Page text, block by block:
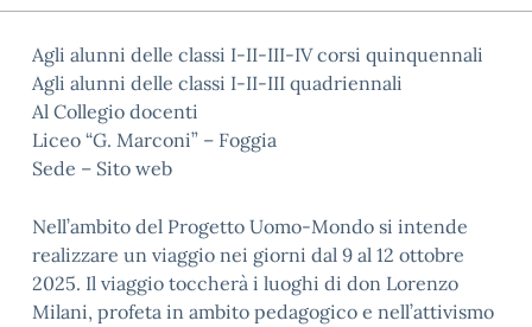
Agli alunni delle classi I-II-III-IV corsi quinquennali
Agli alunni delle classi I-II-III quadriennali
Al Collegio docenti
Liceo “G. Marconi” – Foggia
Sede – Sito web
Nell’ambito del Progetto Uomo-Mondo si intende
realizzare un viaggio nei giorni dal 9 al 12 ottobre
2025. Il viaggio toccherà i luoghi di don Lorenzo
Milani, profeta in ambito pedagogico e nell’attivismo